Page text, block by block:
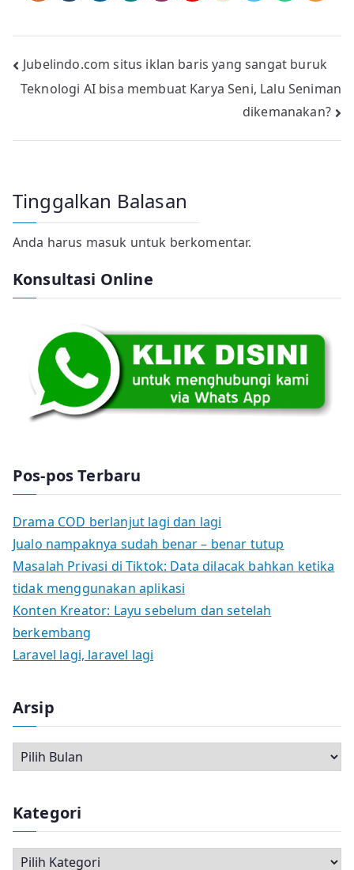
Navigasi
pos
Jubelindo.com situs iklan baris yang sangat buruk
Teknologi AI bisa membuat Karya Seni, Lalu Seniman
dikemanakan?
Tinggalkan Balasan
Anda harus masuk untuk berkomentar.
Konsultasi Online
Pos-pos Terbaru
Drama COD berlanjut lagi dan lagi
Jualo nampaknya sudah benar – benar tutup
Masalah Privasi di Tiktok: Data dilacak bahkan ketika
tidak menggunakan aplikasi
Konten Kreator: Layu sebelum dan setelah
berkembang
Laravel lagi, laravel lagi
Arsip
r
iKategori